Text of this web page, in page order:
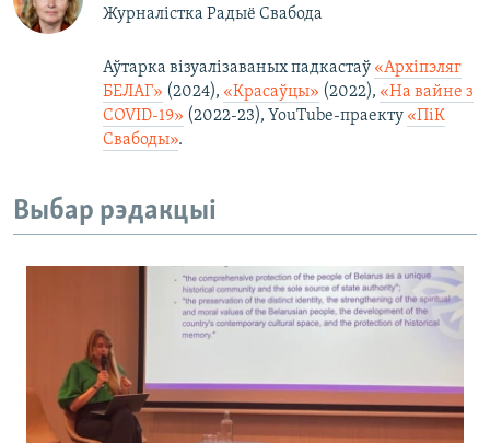
Журналістка Радыё Свабода
Аўтарка візуалізаваных падкастаў «Архіпэляг
БЕЛАГ» (2024), «Красаўцы» (2022), «На вайне з
COVID-19» (2022-23), YouTube-праекту «ПіК
Свабоды».
Выбар рэдакцыі